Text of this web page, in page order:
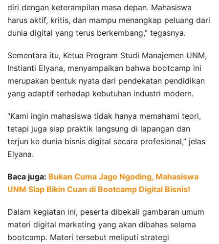
diri dengan keterampilan masa depan. Mahasiswa
harus aktif, kritis, dan mampu menangkap peluang dari
dunia digital yang terus berkembang,” tegasnya.
Sementara itu, Ketua Program Studi Manajemen UNM,
Instianti Elyana, menyampaikan bahwa bootcamp ini
merupakan bentuk nyata dari pendekatan pendidikan
yang adaptif terhadap kebutuhan industri modern.
“Kami ingin mahasiswa tidak hanya memahami teori,
tetapi juga siap praktik langsung di lapangan dan
terjun ke dunia bisnis digital secara profesional,” jelas
Elyana.
Baca juga: Bukan Cuma Jago Ngoding, Mahasiswa
UNM Siap Bikin Cuan di Bootcamp Digital Bisnis!
Dalam kegiatan ini, peserta dibekali gambaran umum
materi digital marketing yang akan dibahas selama
bootcamp. Materi tersebut meliputi strategi